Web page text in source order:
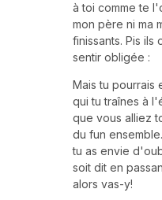
à toi comme te
mon père ni ma
finissants. Pis ils
sentir obligée :
Mais tu pourrais
qui tu traînes à
que vous alliez
du fun
tu as envie
soit dit en
alors vas-y!